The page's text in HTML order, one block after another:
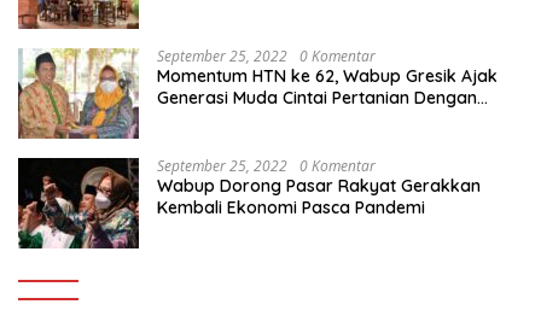
September 25, 2022 0 Komentar
Momentum HTN ke 62, Wabup Gresik Ajak
Generasi Muda Cintai Pertanian Dengan
September 25, 2022 0 Komentar
Wabup Dorong Pasar Rakyat Gerakkan
Kembali Ekonomi Pasca Pandemi